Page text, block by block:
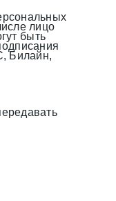
лицо
быть
Билайн,